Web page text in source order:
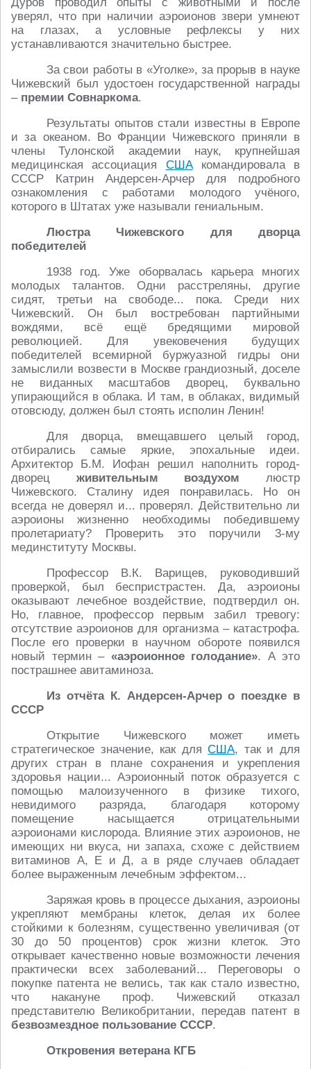
уверял, что при наличии аэроионов звери умнеют
на глазах, а условные рефлексы у них
устанавливаются значительно быстрее.
За свои работы в «Уголке», за прорыв в науке
Чижевский был удостоен государственной награды
– премии Совнаркома.
Результаты опытов стали известны в Европе
и за океаном. Во Франции Чижевского приняли в
члены Тулонской академии наук, крупнейшая
медицинская ассоциация СШАкомандировала в
СССР Катрин Андерсен-Арчер для подробного
ознакомления с работами молодого учёного,
которого в Штатах уже называли гениальным.
Люстра Чижевского для дворца
победителей
1938 год. Уже оборвалась карьера многих
молодых талантов. Одни расстреляны, другие
сидят, третьи на свободе... пока. Среди них
Чижевский. Он был востребован партийными
вождями, всё ещё бредящими мировой
революцией. Для увековечения будущих
победителей всемирной буржуазной гидры они
замыслили возвести в Москве грандиозный, доселе
не виданных масштабов дворец, буквально
упирающийся в облака. И там, в облаках, видимый
отовсюду, должен был стоять исполин Ленин!
Для дворца, вмещавшего целый город,
отбирались самые яркие, эпохальные идеи.
Архитектор Б.М. Иофан решил наполнить город-
дворец живительным воздухом люстр
Чижевского. Сталину идея понравилась. Но он
всегда не доверял и... проверял. Действительно ли
аэроионы жизненно необходимы победившему
пролетариату? Проверить это поручили 3-му
мединституту Москвы.
Профессор В.К. Варищев, руководивший
проверкой, был беспристрастен. Да, аэроионы
оказывают лечебное воздействие, подтвердил он.
Но, главное, профессор первым забил тревогу:
отсутствие аэроионов для организма – катастрофа.
После его проверки в научном обороте появился
новый термин – «аэроионное голодание». А это
пострашнее авитаминоза.
Из отчёта К. Андерсен-Арчер о поездке в
СССР
Открытие Чижевского может иметь
стратегическое значение, как дляСША, так и для
других стран в плане сохранения и укрепления
здоровья нации... Аэроионный поток образуется с
помощью малоизученного в физике тихого,
невидимого разряда, благодаря которому
помещение насыщается отрицательными
аэроионами кислорода. Влияние этих аэроионов, не
имеющих ни вкуса, ни запаха, схоже с действием
витаминов А, Е и Д, а в ряде случаев обладает
более выраженным лечебным эффектом...
Заряжая кровь в процессе дыхания, аэроионы
укрепляют мембраны клеток, делая их более
стойкими к болезням, существенно увеличивая (от
30 до 50 процентов) срок жизни клеток. Это
открывает качественно новые возможности лечения
практически всех заболеваний... Переговоры о
покупке патента не велись, так как стало известно,
что накануне проф. Чижевский отказал
представителю Великобритании, передав патент в
безвозмездное пользование СССР.
Откровения ветерана КГБ